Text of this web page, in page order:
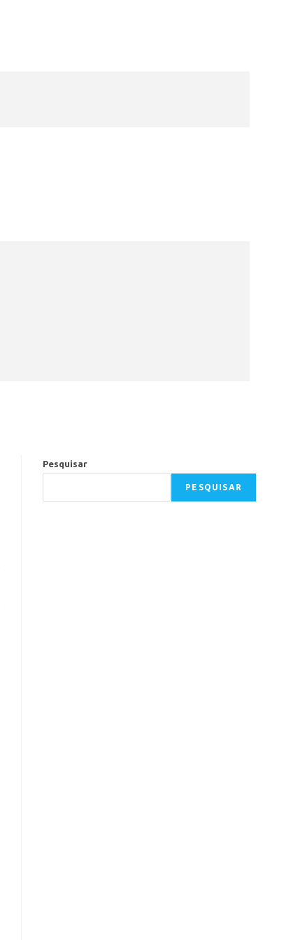
Pesquisar
PESQUISAR